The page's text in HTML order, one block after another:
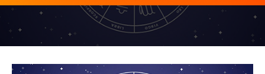
Noticias
Publicitá
Familia de auspiciantes